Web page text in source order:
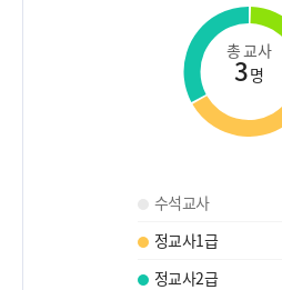
총 교사
3명
수석교사
정교사1급
정교사2급